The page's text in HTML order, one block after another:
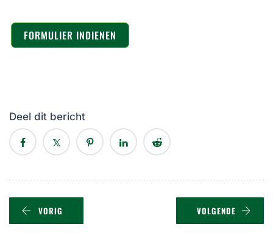
FORMULIER INDIENEN
Deel dit bericht
VORIG VOLGENDE